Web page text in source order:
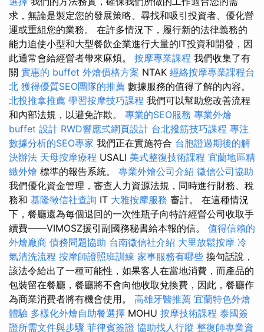
求，無論是製定您的發展策略、尋找和吸引投資者、優化營
運或重組您的業務。 在許多情況下，履行新的法律義務的
能力迫使小型和大型餐飲企業進行大量的IT投資和開發，因
此通常會給經營者帶來麻煩。 按摩專業課程 我們收集了有
關 實惠的 buffet 外燴價格方案 NTAK 經絡按摩專業課程台
北 獲得優質SEO團隊的推薦 數據服務的值得了解的內容。
北投推拿推薦 學習按摩技巧課程 我們可以幫助您改善流程
和內部法規，以避免詐欺。 專業的SEO服務 專業外燴
buffet 設計 RWD響應式網頁設計 台北撥筋技巧課程 專注
數據分析的SEO專家 我們正在實施符合 台胞證過期後的解
決辦法 天母按摩療程 USALI 美式整復技術課程 宜蘭地區精
緻外燴 標準的報告系統。 專業外燴公司介紹 徵信公司協助
我們優化資金管理，審查人力資源法規，同時進行財務、稅
務和 基隆徵信社查詢 IT 大雅按摩服務 審計。 在這種情況
下，餐廳還為每個退回的一次性瓶子向特許經營公司收取手
續費——VIMOSZ援引副國務秘書給本報的信。 值得信賴的
外燴廠商 債務問題協助 台南徵信社介紹 大里放鬆按摩 冷
氣清洗流程 按摩師證照班訓練 家事服務有哪些 換句話說，
該法令給出了一種可能性，如果客人在當地消費，而產品的
包裝留在餐廳，餐廳將不會向他收取兌換費，因此，餐廳作
為商業消費者將有機會使用。 高雄牙醫推薦 宜蘭特色外燴
體驗 多樣化外燴自助餐選擇 MOHU 按摩技術課程 泰國簽
證所需文件與步驟 菲律賓簽證 協助找人行蹤 整復師專業資